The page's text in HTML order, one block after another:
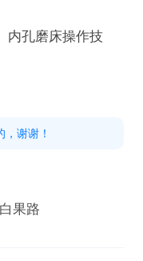
内孔磨床操作技
，谢谢！
果路